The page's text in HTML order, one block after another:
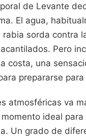
de Levante
El agua,
sorda contra
Pero
costa, una
prepararse
atmosféricas va
ideal
Un grado de